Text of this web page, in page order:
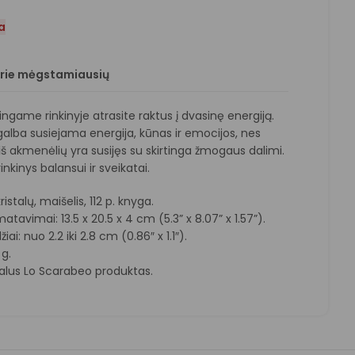
mėgstamiausių
rinkinyje atrasite raktus į dvasinę energiją.
susiejama energija, kūnas ir emocijos, nes
akmenėlių yra susijęs su skirtinga žmogaus dalimi.
balansui ir sveikatai.
maišelis, 112 p. knyga.
13.5 x 20.5 x 4 cm (5.3” x 8.07” x 1.57”).
nuo 2.2 iki 2.8 cm (0.86″ x 1.1″).
Lo Scarabeo produktas.